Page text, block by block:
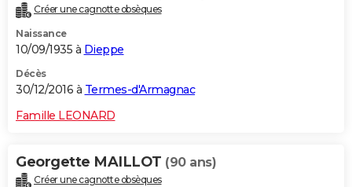
Créer une cagnotte obsèques
Naissance
10/09/1935 à Dieppe
Décès
30/12/2016 à Termes-d'Armagnac
Famille LEONARD
Georgette MAILLOT (90 ans)
Créer une cagnotte obsèques